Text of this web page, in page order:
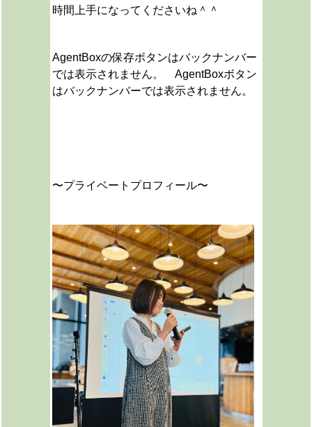
時間上手になってくださいね＾＾
AgentBoxの保存ボタンはバックナンバー
では表示されません。 AgentBoxボタン
はバックナンバーでは表示されません。
〜プライベートプロフィール〜